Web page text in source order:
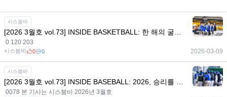
시스붐바
0 120 203
시스붐바 0 0 2026-03-09
시스붐바
0078 본 기사는 시스붐바 2026년 3월호